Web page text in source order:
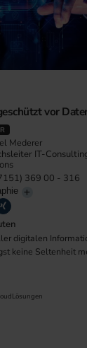
vor
Mederer
IT-
369 00 - 316
digitalen
keine Seltenheit